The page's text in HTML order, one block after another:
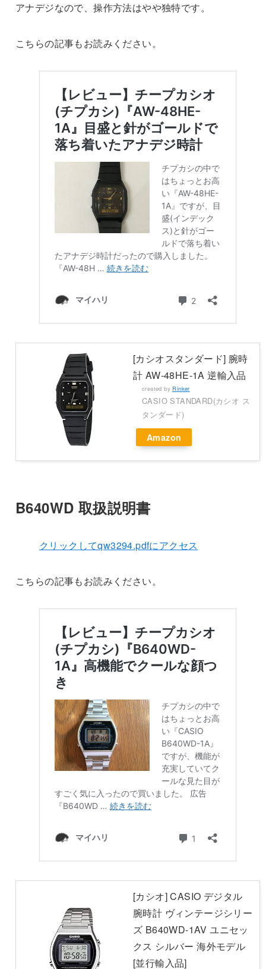
アナデジなので、操作方法はやや独特です。
こちらの記事もお読みください。
[カシオスタンダード] 腕時
計 AW-48HE-1A 逆輸入品
created byRinker
CASIO STANDARD(カシオ ス
タンダード)
Amazon
B640WD 取扱説明書
クリックしてqw3294.pdfにアクセス
こちらの記事もお読みください。
[カシオ] CASIO デジタル
腕時計 ヴィンテージシリー
ズ B640WD-1AV ユニセッ
クス シルバー 海外モデル
[並行輸入品]